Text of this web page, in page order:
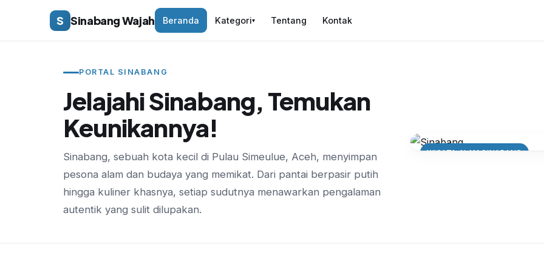
S Sinabang Wajah Beranda Kategori▾ Tentang Kontak
PORTAL SINABANG
Jelajahi Sinabang, Temukan
Keunikannya!
Sinabang, sebuah kota kecil di Pulau Simeulue, Aceh, menyimpan
pesona alam dan budaya yang memikat. Dari pantai berpasir putih
hingga kuliner khasnya, setiap sudutnya menawarkan pengalaman
autentik yang sulit dilupakan.
WISATA ALAM SINABANG